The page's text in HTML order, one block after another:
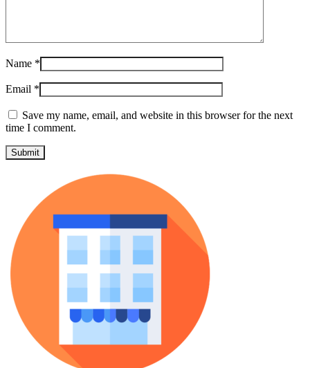
Name *
Email *
Save my name, email, and website in this browser for the next
time I comment.